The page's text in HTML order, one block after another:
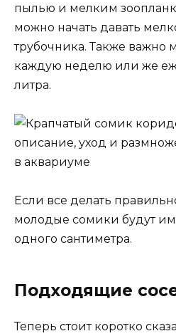
пылью и мелким
можно начать давать
трубочника. Также важно
каждую неделю или же
литра.
Если все делать
молодые сомики будут
одного сантиметра.
Подходящие
Теперь стоит коротко